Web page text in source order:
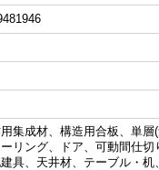
集成材、構造用合板、単層
リング、ドア、可動間仕切
具、天井材、テーブル・机